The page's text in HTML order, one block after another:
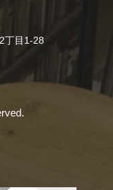
丁目1-28